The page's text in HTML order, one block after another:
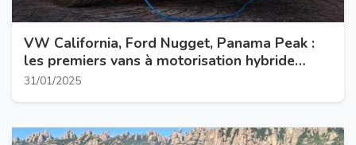
VW California, Ford Nugget, Panama Peak :
les premiers vans à motorisation hybride
rechargeable arrivent
31/01/2025